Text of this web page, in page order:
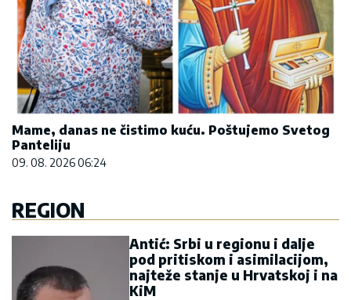
Mame, danas ne čistimo kuću. Poštujemo Svetog
Panteliju
09. 08. 2026 06:24
REGION
Antić: Srbi u regionu i dalje
pod pritiskom i asimilacijom,
najteže stanje u Hrvatskoj i na
KiM